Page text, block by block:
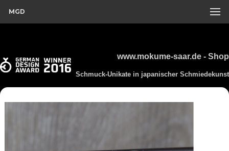
MGD
www.mokume-saar.de - Shop
Schmuck-Unikate in japanischer Schmiedekunst